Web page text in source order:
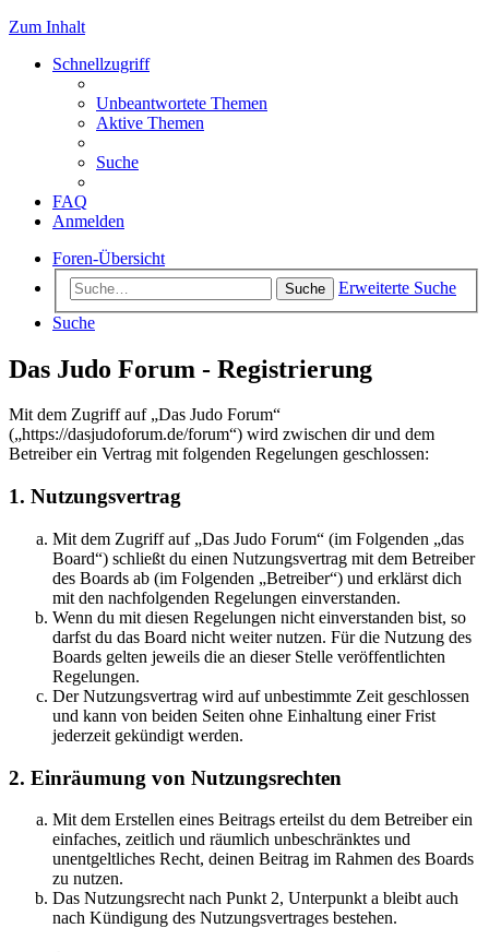
Zum Inhalt
Schnellzugriff
Unbeantwortete Themen
Aktive Themen
Suche
FAQ
Anmelden
Foren-Übersicht
Suche
Erweiterte Suche
Suche
Das Judo Forum - Registrierung
Mit dem Zugriff auf „Das Judo Forum“
(„https://dasjudoforum.de/forum“) wird zwischen dir und dem
Betreiber ein Vertrag mit folgenden Regelungen geschlossen:
1. Nutzungsvertrag
Mit dem Zugriff auf „Das Judo Forum“ (im Folgenden „das
Board“) schließt du einen Nutzungsvertrag mit dem Betreiber
des Boards ab (im Folgenden „Betreiber“) und erklärst dich
mit den nachfolgenden Regelungen einverstanden.
Wenn du mit diesen Regelungen nicht einverstanden bist, so
darfst du das Board nicht weiter nutzen. Für die Nutzung des
Boards gelten jeweils die an dieser Stelle veröffentlichten
Regelungen.
Der Nutzungsvertrag wird auf unbestimmte Zeit geschlossen
und kann von beiden Seiten ohne Einhaltung einer Frist
jederzeit gekündigt werden.
2. Einräumung von Nutzungsrechten
Mit dem Erstellen eines Beitrags erteilst du dem Betreiber ein
einfaches, zeitlich und räumlich unbeschränktes und
unentgeltliches Recht, deinen Beitrag im Rahmen des Boards
zu nutzen.
Das Nutzungsrecht nach Punkt 2, Unterpunkt a bleibt auch
nach Kündigung des Nutzungsvertrages bestehen.